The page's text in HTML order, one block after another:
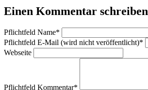
Einen Kommentar schreiben
Pflichtfeld Name*
Pflichtfeld E-Mail (wird nicht veröffentlicht)*
Webseite
Pflichtfeld Kommentar*